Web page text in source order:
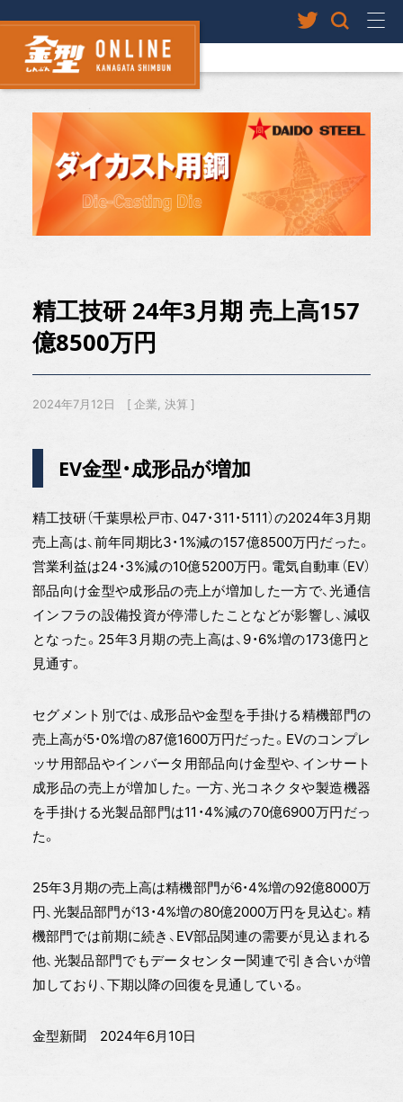
精工技研 24年3月期 売上高157
億8500万円
2024年7月12日 企業 決算
EV金型・成形品が増加
精工技研（千葉県松戸市、047・311・5111）の2024年3月期
売上高は、前年同期比3・1%減の157億8500万円だった。
営業利益は24・3%減の10億5200万円。電気自動車（EV）
部品向け金型や成形品の売上が増加した一方で、光通信
インフラの設備投資が停滞したことなどが影響し、減収
となった。25年3月期の売上高は、9・6%増の173億円と
見通す。
セグメント別では、成形品や金型を手掛ける精機部門の
売上高が5・0%増の87億1600万円だった。EVのコンプレ
ッサ用部品やインバータ用部品向け金型や、インサート
成形品の売上が増加した。一方、光コネクタや製造機器
を手掛ける光製品部門は11・4%減の70億6900万円だっ
た。
25年3月期の売上高は精機部門が6・4%増の92億8000万
円、光製品部門が13・4%増の80億2000万円を見込む。精
機部門では前期に続き、EV部品関連の需要が見込まれる
他、光製品部門でもデータセンター関連で引き合いが増
加しており、下期以降の回復を見通している。
金型新聞 2024年6月10日